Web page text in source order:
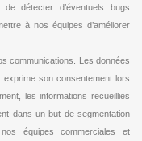
détecter d’éventuels bugs
à nos équipes d’améliorer
communications. Les données
exprime son consentement lors
les informations recueillies
dans un but de segmentation
équipes commerciales et